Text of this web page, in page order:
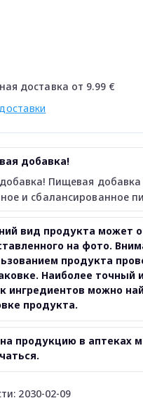
доставка от 9.99 €
2030-02-09
добавка!
Пищевая добавка
и сбалансированное
вид продукта может
на фото.
продукта
Наиболее точный
ингредиентов можно
продукта.
продукцию в аптеках